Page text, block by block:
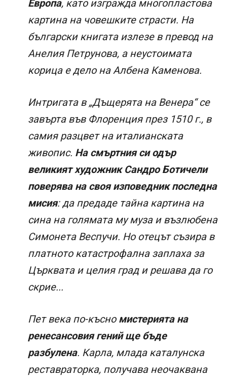
Европа, като изгражда многопластова
картина на човешките страсти. На
български книгата излезе в превод на
Анелия Петрунова, а неустоимата
корица е дело на Албена Каменова.
Интригата в „Дъщерята на Венера“ се
завърта във Флоренция през 1510 г., в
самия разцвет на италианската
живопис. На смъртния си одър
великият художник Сандро Ботичели
поверява на своя изповедник последна
мисия: да предаде тайна картина на
сина на голямата му муза и възлюбена
Симонета Веспучи. Но отецът съзира в
платното катастрофална заплаха за
Църквата и целия град и решава да го
скрие...
Пет века по-късно мистерията на
ренесансовия гений ще бъде
разбулена. Карла, млада каталунска
реставраторка, получава неочаквана